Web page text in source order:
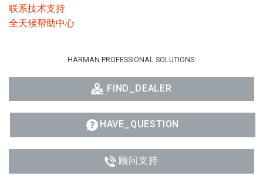
联系技术支持
全天候帮助中心
HARMAN PROFESSIONAL SOLUTIONS:
FIND_DEALER
HAVE_QUESTION
顾问支持